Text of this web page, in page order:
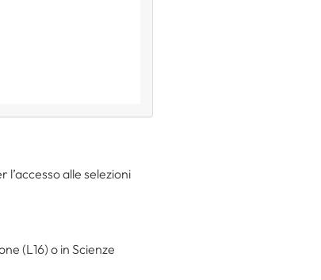
l’accesso alle selezioni
(L16) o in Scienze